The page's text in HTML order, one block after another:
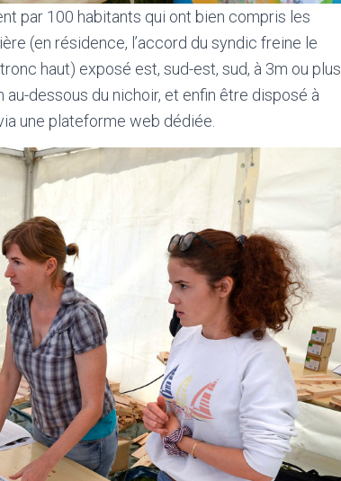
par 100 habitants qui ont bien compris les
(en résidence, l’accord du syndic freine le
haut) exposé est, sud-est, sud, à 3m ou plus
au-dessous du nichoir, et enfin être disposé à
une plateforme web dédiée.